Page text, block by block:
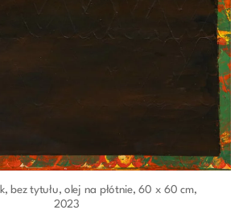
bez tytułu, olej na płótnie, 60 x 60 cm,
2023